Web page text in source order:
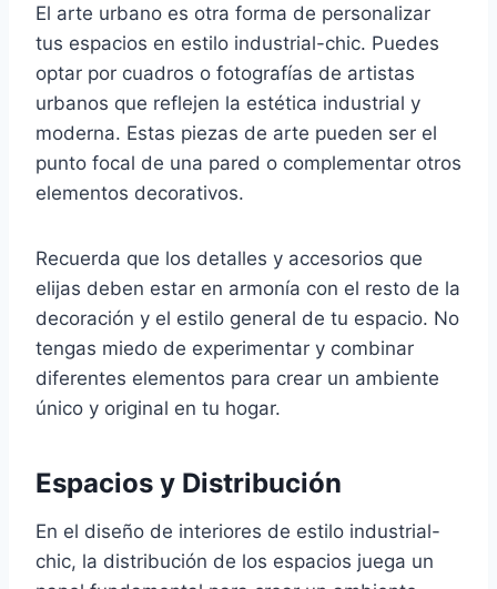
El arte urbano es otra forma de personalizar
tus espacios en estilo industrial-chic. Puedes
optar por cuadros o fotografías de artistas
urbanos que reflejen la estética industrial y
moderna. Estas piezas de arte pueden ser el
punto focal de una pared o complementar otros
elementos decorativos.
Recuerda que los detalles y accesorios que
elijas deben estar en armonía con el resto de la
decoración y el estilo general de tu espacio. No
tengas miedo de experimentar y combinar
diferentes elementos para crear un ambiente
único y original en tu hogar.
Espacios y Distribución
En el diseño de interiores de estilo industrial-
chic, la distribución de los espacios juega un